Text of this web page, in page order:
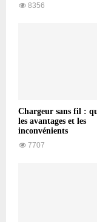
8356
Chargeur sans fil :
les avantages et les
inconvénients
7707